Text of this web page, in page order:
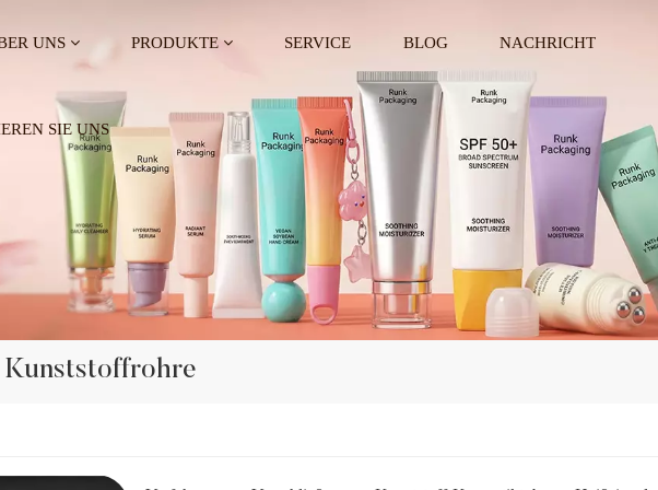
UNS PRODUKTE SERVICE BLOG NACHRICHT
SIE UNS